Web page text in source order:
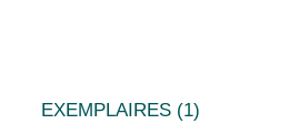
EXEMPLAIRES (1)